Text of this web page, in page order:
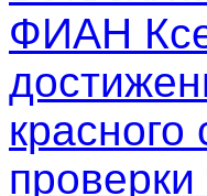
ФИАН
проверки